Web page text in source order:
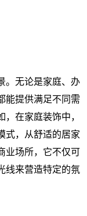
。无论是家庭、办
能提供满足不同需
在家庭装饰中，
式，从舒适的居家
业场所，它不仅可
线来营造特定的氛